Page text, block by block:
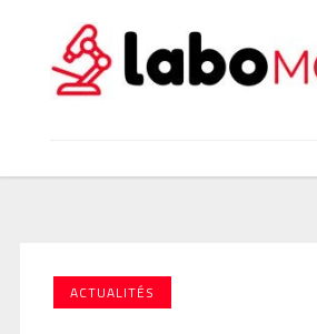
ACTUALITÉS